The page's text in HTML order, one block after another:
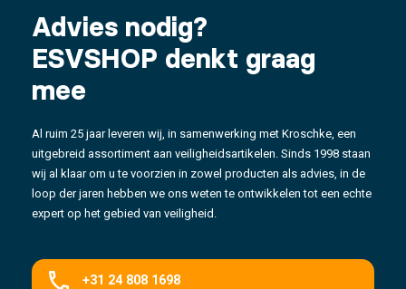
Advies nodig?
ESVSHOP denkt graag
mee
Al ruim 25 jaar leveren wij, in samenwerking met Kroschke, een
uitgebreid assortiment aan veiligheidsartikelen. Sinds 1998 staan
wij al klaar om u te voorzien in zowel producten als advies, in de
loop der jaren hebben we ons weten te ontwikkelen tot een echte
expert op het gebied van veiligheid.
+31 24 808 1698